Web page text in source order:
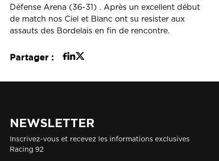
Défense Arena (36-31) . Après un excellent début
de match nos Ciel et Blanc ont su resister aux
assauts des Bordelais en fin de rencontre.
Partager :
NEWSLETTER
Inscrivez-vous et recevez les informations exclusives
Racing 92